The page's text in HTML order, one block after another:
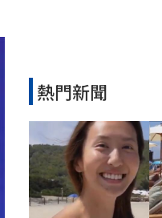
熱門新聞